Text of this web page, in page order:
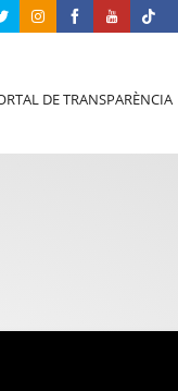
DE TRANSPARÈNCIA